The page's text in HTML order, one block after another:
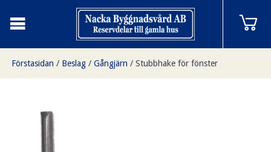
Förstasidan / Beslag / Gångjärn / Stubbhake för fönster